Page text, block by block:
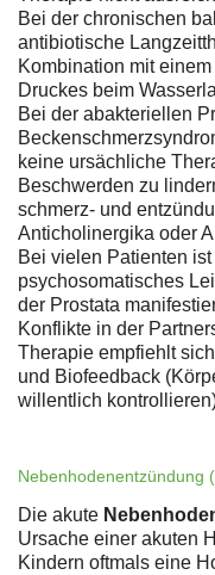
Bei der chronischen
antibiotische
Kombination mit
Druckes beim
Bei der abakteriellen
keine ursächliche
Beschwerden zu
schmerz- und
Anticholinergika oder
Bei vielen Patienten
psychosomatisches
der Prostata
Konflikte in der
Therapie empfiehlt
und Biofeedback
willentlich
Nebenhodenentzündung
Die akute
Ursache einer akuten
Kindern oftmals eine